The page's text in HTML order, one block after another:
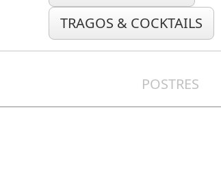
TRAGOS & COCKTAILS
POSTRES